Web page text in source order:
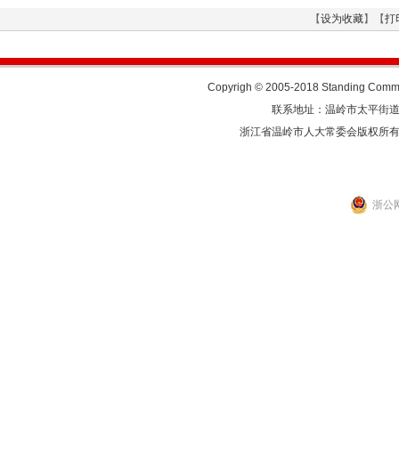
【设为收藏】【打
Copyrigh © 2005-2018 Standing
联系地址：温岭市太平
浙江省温岭市人大常委会版权所
浙公